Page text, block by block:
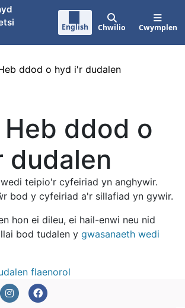
English Chwilio Cwymplen
ddod o hyd i'r dudalen
ddod o
dudalen
teipio'r cyfeiriad yn anghywir.
bod y cyfeiriad a'r sillafiad yn gywir.
hon ei dileu, ei hail-enwi neu nid
bod tudalen y gwasanaeth wedi
flaenorol